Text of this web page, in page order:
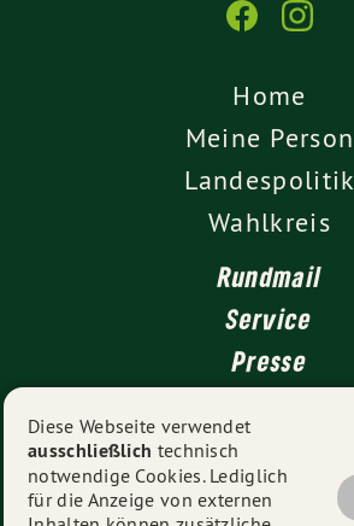
Home
Meine Person
Landespolitik
Wahlkreis
Rundmail
Service
Presse
Impressum
Datenschutz
Diese Webseite verwendet
ausschließlich technisch
notwendige Cookies. Lediglich
für die Anzeige von externen